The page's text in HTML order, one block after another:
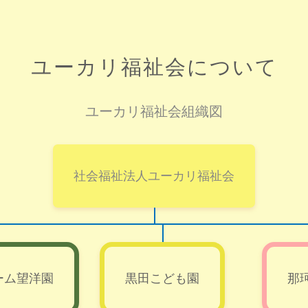
ユーカリ福祉会について
ユーカリ福祉会組織図
社会福祉法人ユーカリ福祉会
ム望洋園 黒田こども園 那